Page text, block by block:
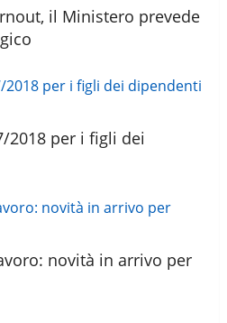
il Ministero prevede
2018 per i figli dei
novità in arrivo per